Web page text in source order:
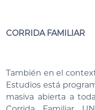
CORRIDA FAMILIAR
También en el
Estudios está
masiva abierta a